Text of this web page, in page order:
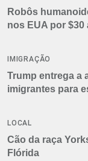
Robôs
nos EUA por $30
IMIGRAÇÃO
Trump entrega a
imigrantes para
LOCAL
Cão da raça
Flórida